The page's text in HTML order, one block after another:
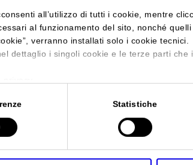
all’utilizzo di tutti i cookie, mentre
al funzionamento del sito, nonché
”, verranno installati solo i cookie tecnici.
dettaglio i singoli cookie e le terze parti che
Statistiche
28/04/2016 - 30/04/2016
info@forumagenti.it
Forum Agenti